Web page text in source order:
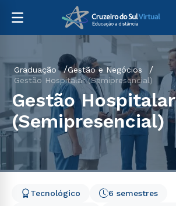
Graduação
Gestão e Negócios
Gestão Hospitalar (Semipresencial)
Gestão Hospitalar
(Semipresencial)
6 semestres
Tecnológico